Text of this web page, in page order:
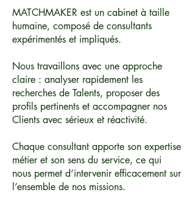
MATCHMAKER est un cabinet à taille
humaine, composé de consultants
expérimentés et impliqués.
Nous travaillons avec une approche
claire : analyser rapidement les
recherches de Talents, proposer des
profils pertinents et accompagner nos
Clients avec sérieux et réactivité.
Chaque consultant apporte son expertise
métier et son sens du service, ce qui
nous permet d’intervenir efficacement sur
l’ensemble de nos missions.